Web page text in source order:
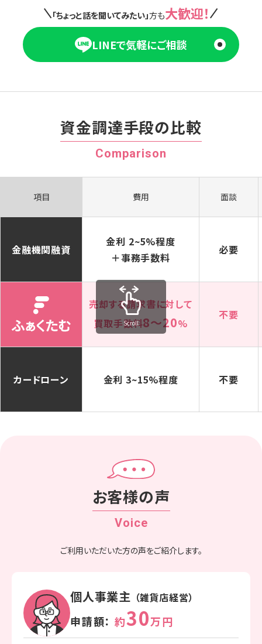
「ちょっと話を聞いてみたい」方も大歓迎！
LINEで気軽にご相談
資金調達手段の比較
Comparison
項目 費用 面談
金融機関融資
金利 2~5%程度
＋事務手数料
必要
売却する請求書に対して
買取手数料8〜20%
不要
カードローン 金利 3~15%程度 不要
Scroll
お客様の声
Voice
ご利用いただいた方の声をご紹介します。
個人事業主 （雑貨店経営）
申請額： 約30万円